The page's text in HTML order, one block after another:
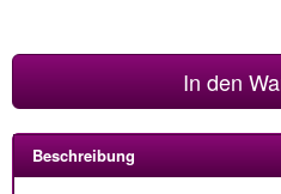
In den
Beschreibung